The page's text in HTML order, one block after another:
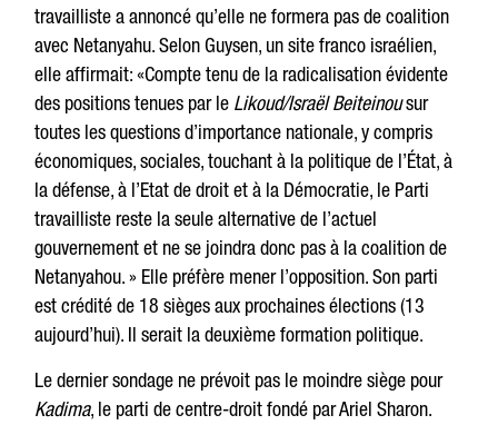
travailliste a annoncé qu’elle ne formera pas de coalition
avec Netanyahu. Selon Guysen, un site franco israélien,
elle affirmait: «Compte tenu de la radicalisation évidente
des positions tenues par le Likoud/Israël Beiteinousur
toutes les questions d’importance nationale, y compris
économiques, sociales, touchant à la politique de l’État, à
la défense, à l’Etat de droit et à la Démocratie, le Parti
travailliste reste la seule alternative de l’actuel
gouvernement et ne se joindra donc pas à la coalition de
Netanyahou. » Elle préfère mener l’opposition. Son parti
est crédité de 18 sièges aux prochaines élections (13
aujourd’hui). Il serait la deuxième formation politique.
Le dernier sondage ne prévoit pas le moindre siège pour
Kadima, le parti de centre-droit fondé par Ariel Sharon.